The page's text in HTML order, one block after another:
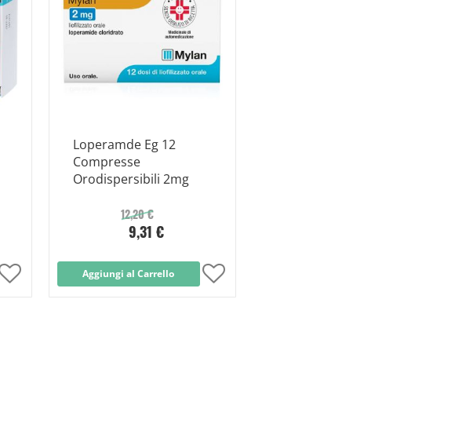
Aggiungi
Loperamde Eg 12
Compresse
Orodispersibili 2mg
12,20 €
9,31 €
Aggiungi al Carrello
Aggiungi